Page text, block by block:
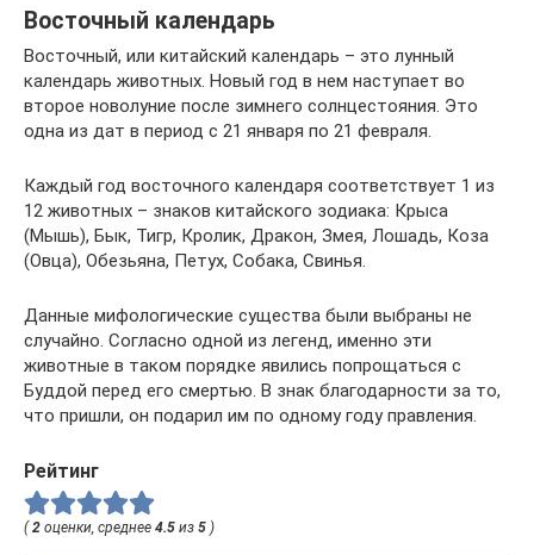
Восточный календарь
Восточный, или китайский календарь – это лунный
календарь животных. Новый год в нем наступает во
второе новолуние после зимнего солнцестояния. Это
одна из дат в период с 21 января по 21 февраля.
Каждый год восточного календаря соответствует 1 из
12 животных – знаков китайского зодиака: Крыса
(Мышь), Бык, Тигр, Кролик, Дракон, Змея, Лошадь, Коза
(Овца), Обезьяна, Петух, Собака, Свинья.
Данные мифологические существа были выбраны не
случайно. Согласно одной из легенд, именно эти
животные в таком порядке явились попрощаться с
Буддой перед его смертью. В знак благодарности за то,
что пришли, он подарил им по одному году правления.
Рейтинг
( 2 оценки, среднее 4.5 из 5 )